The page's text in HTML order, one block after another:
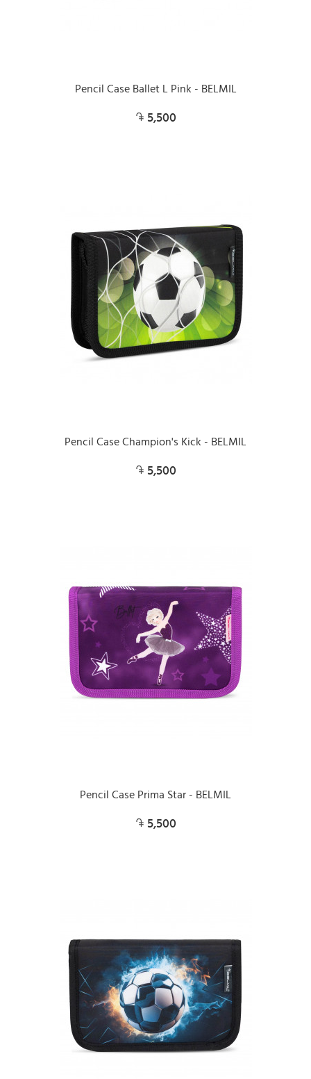
Pencil Case Ballet L Pink - BELMIL
5,500
Pencil Case Champion's Kick - BELMIL
5,500
Pencil Case Prima Star - BELMIL
5,500